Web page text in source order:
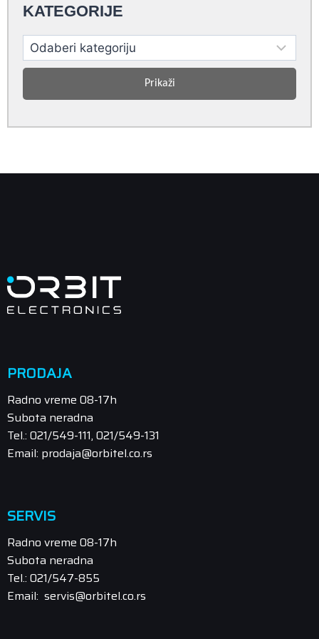
KATEGORIJE
Prikaži
PRODAJA
Radno vreme 08-17h
Subota neradna
Tel.: 021/549-111, 021/549-131
Email: prodaja@orbitel.co.rs
SERVIS
Radno vreme 08-17h
Subota neradna
Tel.: 021/547-855
Email: servis@orbitel.co.rs